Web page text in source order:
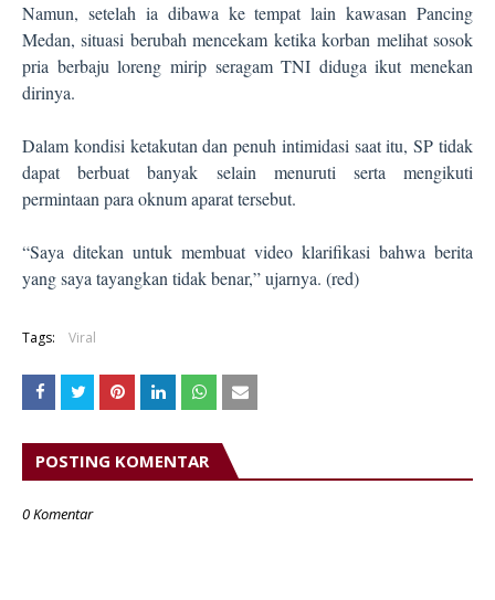
Namun, setelah ia dibawa ke tempat lain kawasan Pancing
Medan, situasi berubah mencekam ketika korban melihat sosok
pria berbaju loreng mirip seragam TNI diduga ikut menekan
dirinya.
Dalam kondisi ketakutan dan penuh intimidasi saat itu, SP tidak
dapat berbuat banyak selain menuruti serta mengikuti
permintaan para oknum aparat tersebut.
“Saya ditekan untuk membuat video klarifikasi bahwa berita
yang saya tayangkan tidak benar,” ujarnya. (red)
Tags: Viral
POSTING KOMENTAR
0 Komentar